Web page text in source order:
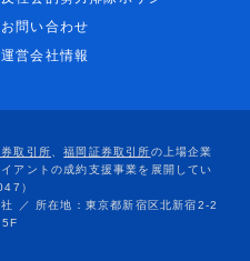
お問い合わせ
運営会社情報